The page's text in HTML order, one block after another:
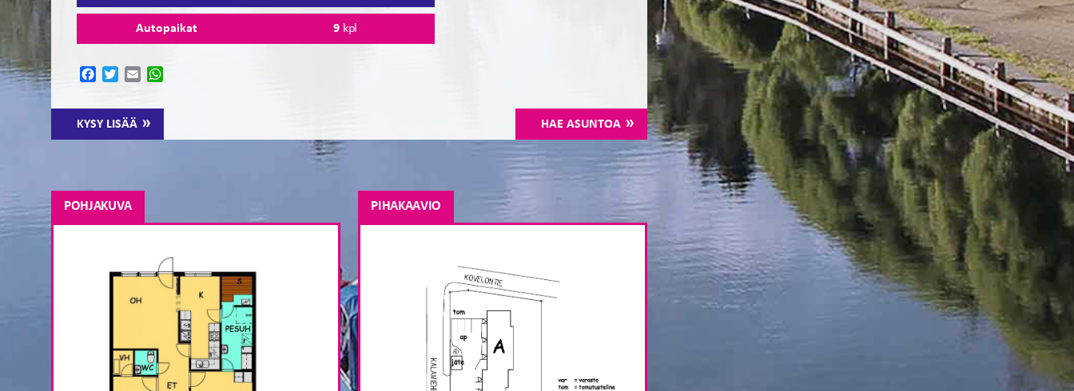
Autopaikat 9kpl
KYSY LISÄÄ HAE ASUNTOA
FacebookTwitterEmail
POHJAKUVA PIHAKAAVIO